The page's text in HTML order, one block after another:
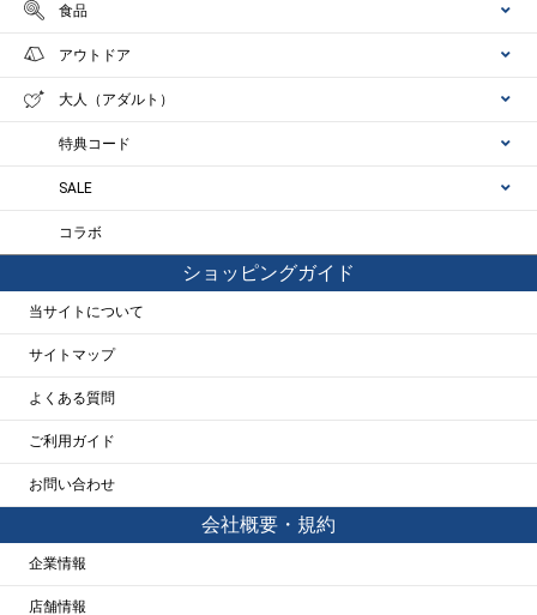
食品
アウトドア
大人（アダルト）
特典コード
SALE
コラボ
ショッピングガイド
当サイトについて
サイトマップ
よくある質問
ご利用ガイド
お問い合わせ
会社概要・規約
企業情報
店舗情報